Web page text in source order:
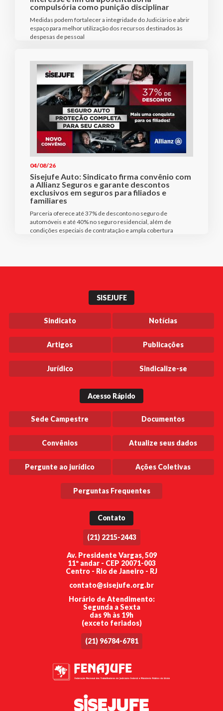
compulsória como punição disciplinar
Medidas podem fortalecer a integridade do Judiciário e abrir
espaço para melhor utilização dos recursos destinados às
despesas de pessoal
04/08/26
Sisejufe Auto: Sindicato firma convênio com
a Allianz Seguros e garante descontos
exclusivos em seguros para filiados e
familiares
Parceria oferece até 37% de desconto no seguro de
automóveis e até 40% no seguro residencial, além de
condições especiais de contratação e ampla cobertura
SISEJUFE
Sindicato Notícias
Artigos Publicações
Jurídico Sindicalize-se
Acesso Rápido
Sede Campestre Documentos
Convênios Atualize seus dados
Pergunte ao jurídico Ações Coletivas
Perguntas Frequentes
Contato
(21) 2215-2443
Av. Presidente Vargas, 509
11º andar - CEP 20071-003
Centro - Rio de Janeiro - RJ
contato@sisejufe.org.br
Horário de Atendimento:
Segunda a Sexta
das 9h às 19h
(exceto feriados)
(21) 96784-6781